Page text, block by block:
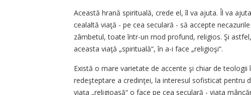
Această hrană spirituală, crede el, îl va ajuta. Îl va
cealaltă viaţă - pe cea seculară - să accepte
zâmbetul, toate într-un mod profund, religios. Şi
aceasta viaţă „spirituală“, în a-i face „religioşi“.
Există o mare varietate de accente şi chiar de
redeşteptare a credinţei, la interesul sofisticat pentru
viaţa „religioasă“ o face pe cea seculară - viaţa